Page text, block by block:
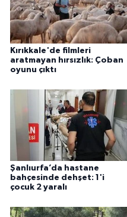
Kırıkkale'de filmleri
aratmayan hırsızlık: Çoban
oyunu çıktı
Şanlıurfa’da hastane
bahçesinde dehşet: 1'i
çocuk 2 yaralı